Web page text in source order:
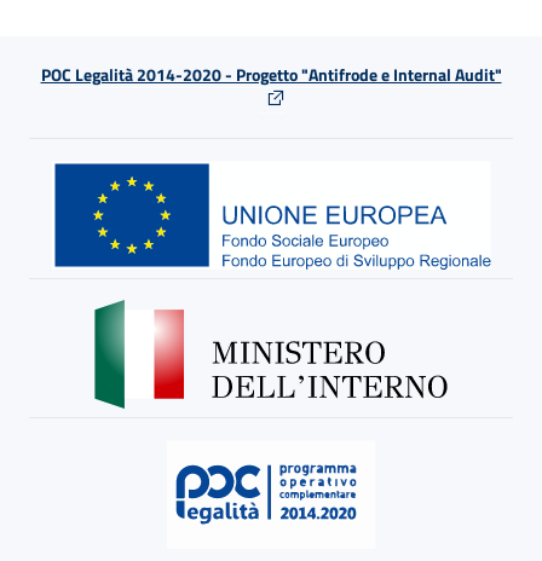
POC Legalità 2014-2020 - Progetto "Antifrode e Internal Audit"